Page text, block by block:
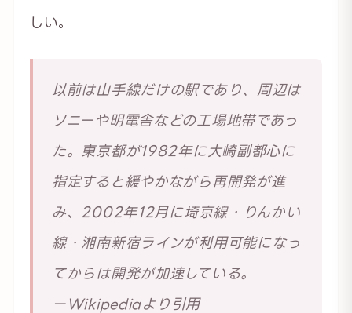
しい。
以前は山手線だけの駅であり、周辺は
ソニーや明電舎などの工場地帯であっ
た。東京都が1982年に大崎副都心に
指定すると緩やかながら再開発が進
み、2002年12月に埼京線・りんかい
線・湘南新宿ラインが利用可能になっ
てからは開発が加速している。
ーWikipediaより引用